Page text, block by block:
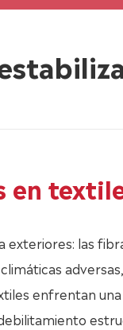
en
exteriores: las
enfrentan